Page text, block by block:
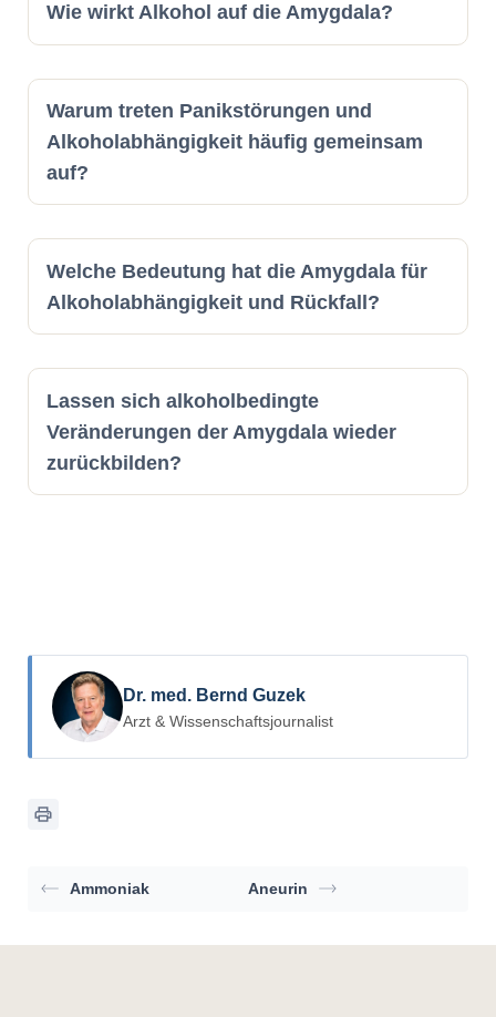
Wie wirkt Alkohol auf die Amygdala?
Warum treten Panikstörungen und
Alkoholabhängigkeit häufig gemeinsam
auf?
Welche Bedeutung hat die Amygdala für
Alkoholabhängigkeit und Rückfall?
Lassen sich alkoholbedingte
Veränderungen der Amygdala wieder
zurückbilden?
Dr. med. Bernd Guzek
Arzt & Wissenschaftsjournalist
Ammoniak Aneurin